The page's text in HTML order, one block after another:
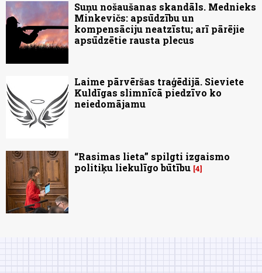
Suņu nošaušanas skandāls. Mednieks
Minkevičs: apsūdzību un
kompensāciju neatzīstu; arī pārējie
apsūdzētie rausta plecus
Laime pārvēršas traģēdijā. Sieviete
Kuldīgas slimnīcā piedzīvo ko
neiedomājamu
“Rasimas lieta” spilgti izgaismo
politiķu liekulīgo būtību 4